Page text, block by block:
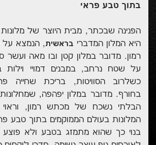
בתוך טבע פראי
הפנינה שבכתר, מבית היוצר של
היא המלון המדברי בראשית, הנמצא
רמון. מדובר במלון קטן ובו מאה ועשר
על שטח נרחב, במבנים דמויי וילות
כשלרוב הסוויטות, בריכת שחייה
בחורף. מדובר במלון יפהפה,
הבלתי נשכח של מכתש רמון, וראוי
המלונות בעולם הממוקמים בתוך טבע
בנוי כך שהוא מתמזג בטבע ולא פוצע